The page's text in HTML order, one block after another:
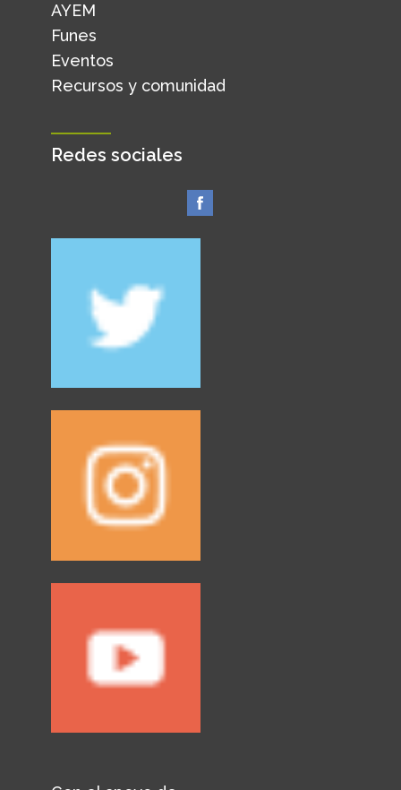
AYEM
Funes
Eventos
Recursos y comunidad
Redes sociales